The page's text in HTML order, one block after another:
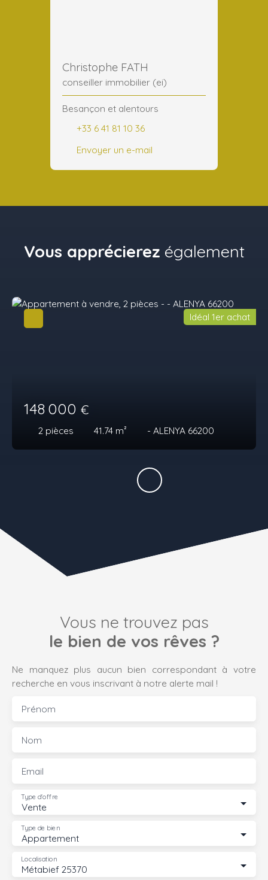
Christophe FATH
conseiller immobilier (ei)
Besançon et alentours
+33 6 41 81 10 36
Envoyer un e-mail
Vous apprécierez également
148 000 €
2 pièces 41.74 m² - ALENYA 66200
Idéal 1er achat
Vous ne trouvez pas
le bien de vos rêves ?
Ne manquez plus aucun bien correspondant à votre
recherche en vous inscrivant à notre alerte mail !
Prénom
Nom
Email
Vente
Type d'offre
Appartement
Type de bien
Métabief 25370
Localisation